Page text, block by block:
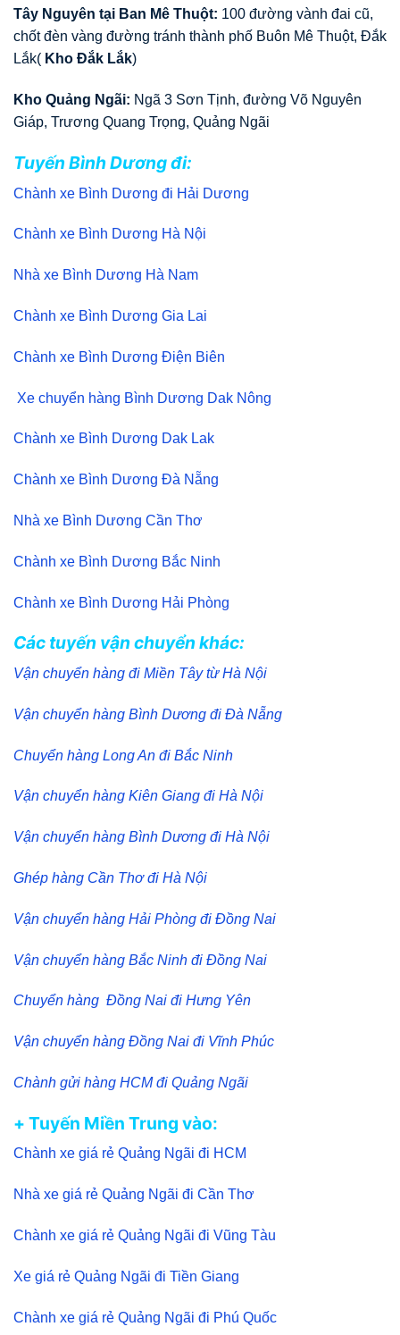
Tây Nguyên tại Ban Mê Thuột: 100 đường vành đai cũ,
chốt đèn vàng đường tránh thành phố Buôn Mê Thuột, Đắk
Lắk( Kho Đắk Lắk)
Kho Quảng Ngãi: Ngã 3 Sơn Tịnh, đường Võ Nguyên
Giáp, Trương Quang Trọng, Quảng Ngãi
Tuyến Bình Dương đi:
Chành xe Bình Dương đi Hải Dương
Chành xe Bình Dương Hà Nội
Nhà xe Bình Dương Hà Nam
Chành xe Bình Dương Gia Lai
Chành xe Bình Dương Điện Biên
Xe chuyển hàng Bình Dương Dak Nông
Chành xe Bình Dương Dak Lak
Chành xe Bình Dương Đà Nẵng
Nhà xe Bình Dương Cần Thơ
Chành xe Bình Dương Bắc Ninh
Chành xe Bình Dương Hải Phòng
Các tuyến vận chuyển khác:
Vận chuyển hàng đi Miền Tây từ Hà Nội
Vận chuyển hàng Bình Dương đi Đà Nẵng
Chuyển hàng Long An đi Bắc Ninh
Vận chuyển hàng Kiên Giang đi Hà Nội
Vận chuyển hàng Bình Dương đi Hà Nội
Ghép hàng Cần Thơ đi Hà Nội
Vận chuyển hàng Hải Phòng đi Đồng Nai
Vận chuyển hàng Bắc Ninh đi Đồng Nai
Chuyển hàng Đồng Nai đi Hưng Yên
Vận chuyển hàng Đồng Nai đi Vĩnh Phúc
Chành gửi hàng HCM đi Quảng Ngãi
+ Tuyến Miền Trung vào:
Chành xe giá rẻ Quảng Ngãi đi HCM
Nhà xe giá rẻ Quảng Ngãi đi Cần Thơ
Chành xe giá rẻ Quảng Ngãi đi Vũng Tàu
Xe giá rẻ Quảng Ngãi đi Tiền Giang
Chành xe giá rẻ Quảng Ngãi đi Phú Quốc